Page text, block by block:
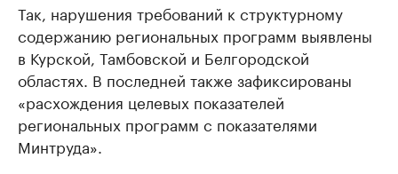
Так, нарушения требований к структурному
содержанию региональных программ выявлены
в Курской, Тамбовской и Белгородской
областях. В последней также зафиксированы
«расхождения целевых показателей
региональных программ с показателями
Минтруда».